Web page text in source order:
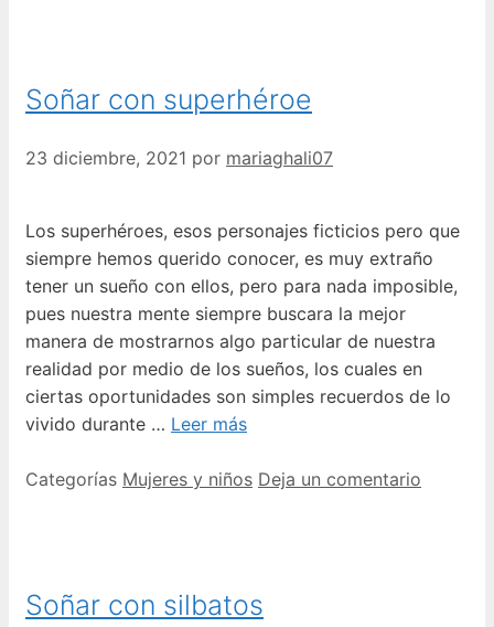
Soñar con superhéroe
23 diciembre, 2021 por mariaghali07
Los superhéroes, esos personajes ficticios pero que
siempre hemos querido conocer, es muy extraño
tener un sueño con ellos, pero para nada imposible,
pues nuestra mente siempre buscara la mejor
manera de mostrarnos algo particular de nuestra
realidad por medio de los sueños, los cuales en
ciertas oportunidades son simples recuerdos de lo
vivido durante … Leer más
Categorías Mujeres y niños Deja un comentario
Soñar con silbatos